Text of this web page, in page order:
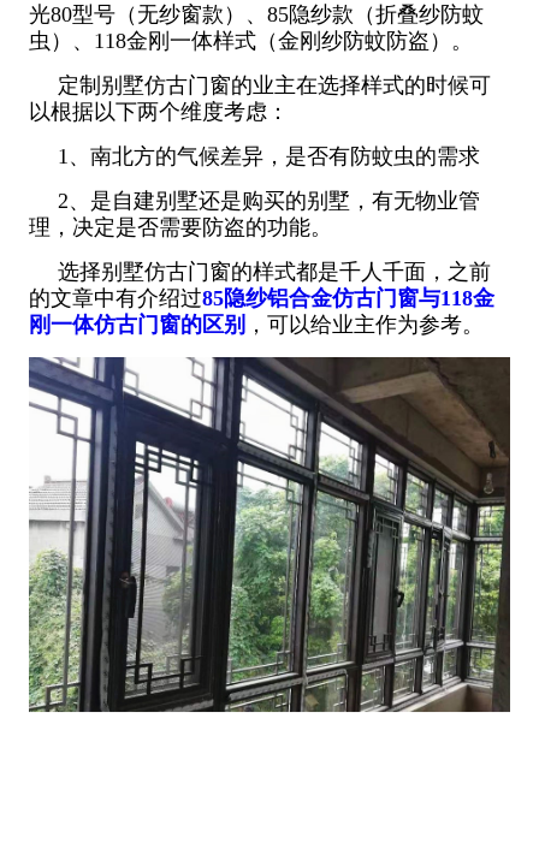
光80型号（无纱窗款）、85隐纱款（折叠纱防蚊
虫）、118金刚一体样式（金刚纱防蚊防盗）。
定制别墅仿古门窗的业主在选择样式的时候可
以根据以下两个维度考虑：
1、南北方的气候差异，是否有防蚊虫的需求
2、是自建别墅还是购买的别墅，有无物业管
理，决定是否需要防盗的功能。
选择别墅仿古门窗的样式都是千人千面，之前
的文章中有介绍过85隐纱铝合金仿古门窗与118金
刚一体仿古门窗的区别 ，可以给业主作为参考。